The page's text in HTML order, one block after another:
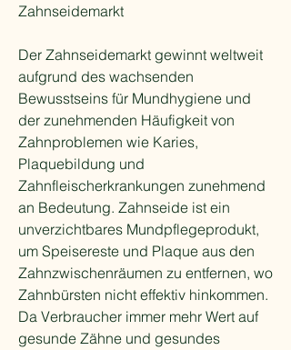
Zahnseidemarkt
Der Zahnseidemarkt gewinnt weltweit
aufgrund des wachsenden
Bewusstseins für Mundhygiene und
der zunehmenden Häufigkeit von
Zahnproblemen wie Karies,
Plaquebildung und
Zahnfleischerkrankungen zunehmend
an Bedeutung. Zahnseide ist ein
unverzichtbares Mundpflegeprodukt,
um Speisereste und Plaque aus den
Zahnzwischenräumen zu entfernen, wo
Zahnbürsten nicht effektiv hinkommen.
Da Verbraucher immer mehr Wert auf
gesunde Zähne und gesundes